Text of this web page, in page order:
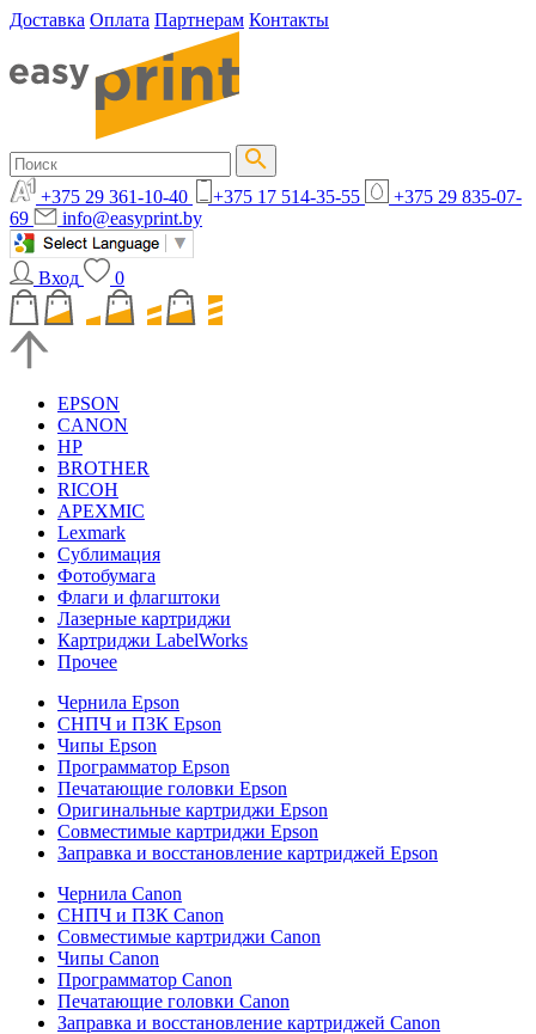
Доставка Оплата Партнерам Контакты
+375 29 361-10-40 +375 17 514-35-55
+375 29 835-07-
69
info@easyprint.by
Вход 0
EPSON
CANON
HP
BROTHER
RICOH
APEXMIC
Lexmark
Сублимация
Фотобумага
Флаги и флагштоки
Лазерные картриджи
Картриджи LabelWorks
Прочее
Чернила Epson
СНПЧ и ПЗК Epson
Чипы Epson
Программатор Epson
Печатающие головки Epson
Оригинальные картриджи Epson
Совместимые картриджи Epson
Заправка и восстановление картриджей Epson
Чернила Canon
СНПЧ и ПЗК Canon
Совместимые картриджи Canon
Чипы Canon
Программатор Canon
Печатающие головки Canon
Заправка и восстановление картриджей Canon